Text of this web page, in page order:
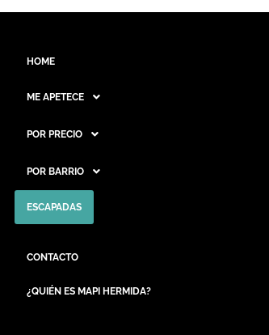
HOME
ME APETECE
POR PRECIO
POR BARRIO
ESCAPADAS
CONTACTO
¿QUIÉN ES MAPI HERMIDA?